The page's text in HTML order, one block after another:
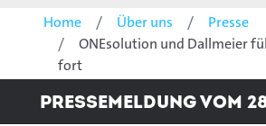
Home Über uns
Presse
ONEsolution und Dallmeier
fort
Pressemeldung vom